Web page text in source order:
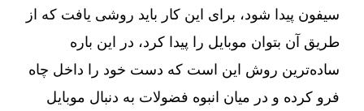
سیفون پیدا شود، برای این کار باید روشی یافت که از
طریق آن بتوان موبایل را پیدا کرد، در این باره
ساده‌ترین روش این است که دست خود را داخل چاه
فرو کرده و در میان انبوه فضولات به دنبال موبایل